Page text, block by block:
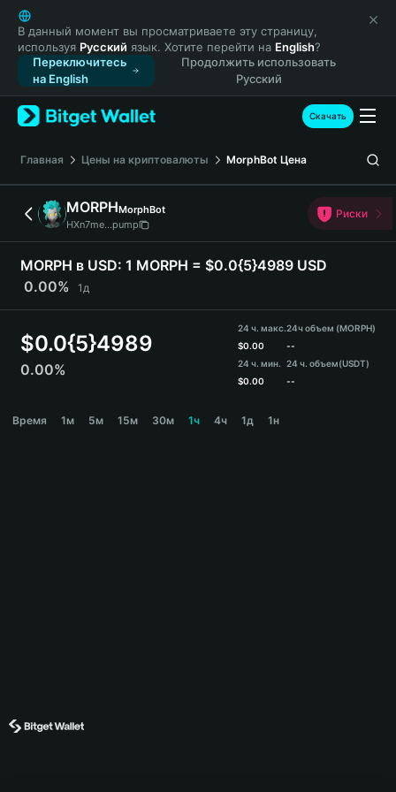
English
日本語
Tiếng Việt
Русский
Español (Latinoamérica)
Türkçe
Français
Deutsch
简体中文
繁體中文
Português (Portugal)
Bahasa Indonesia
ภาษาไทย
हिन्दी
Español
Português (Brasil)
В данный момент вы просматриваете эту страницу,
используя Русский язык. Хотите перейти на English?
Переключитесь
на English
Продолжить использовать
Русский
Скачать
Главная Цены на криптовалюты MorphBot Цена
MORPHMorphBot
HXn7me...pump
Риски
MORPH в USD: 1 MORPH = $0.0{5}4989 USD
0.00%
1д
$0.0{5}4989
0.00%
24 ч. макс.
$0.00
24 ч. мин.
$0.00
24ч объем (MORPH)
--
24 ч. объем(USDT)
--
Время 1м 5м 15м 30м 1ч 4ч 1д 1н